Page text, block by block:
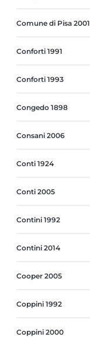
Comune di Pisa 2001
Conforti 1991
Conforti 1993
Congedo 1898
Consani 2006
Conti 1924
Conti 2005
Contini 1992
Contini 2014
Cooper 2005
Coppini 1992
Coppini 2000